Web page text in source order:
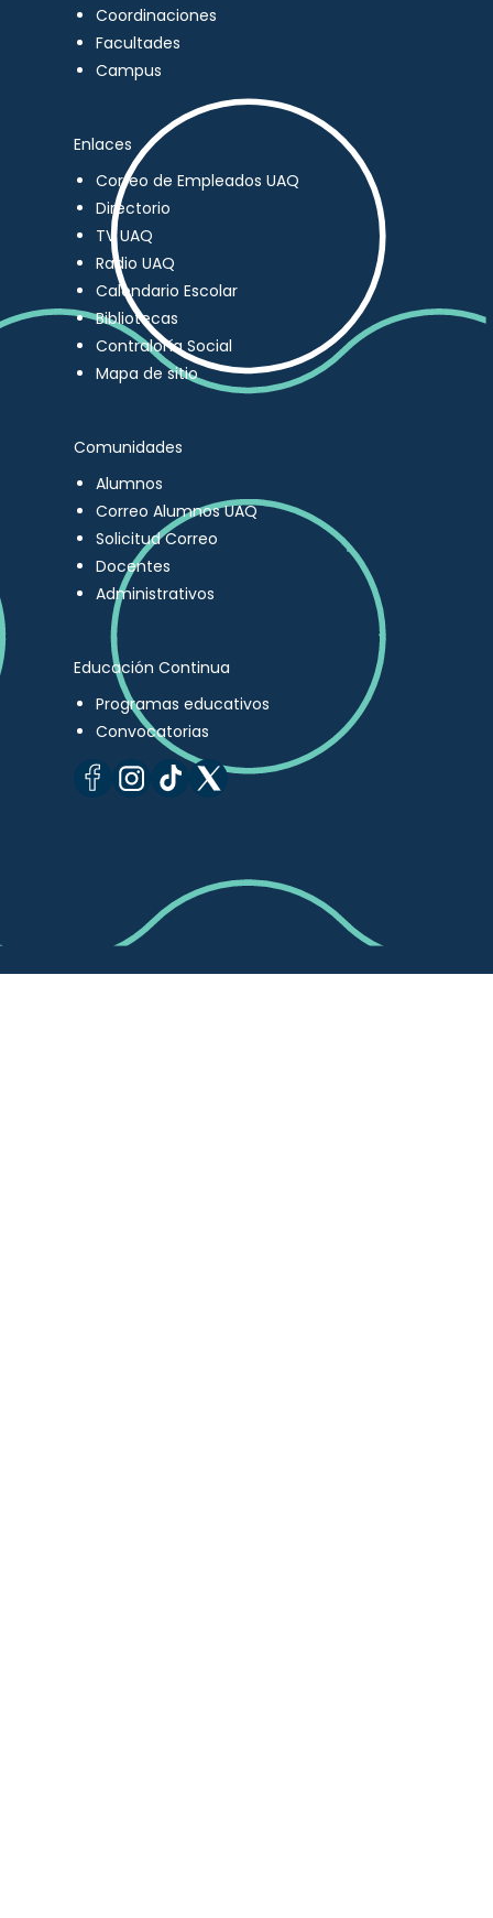
Coordinaciones
Facultades
Campus
Enlaces
Correo de Empleados UAQ
Directorio
TV UAQ
Radio UAQ
Calendario Escolar
Bibliotecas
Contraloría Social
Mapa de sitio
Comunidades
Alumnos
Correo Alumnos UAQ
Solicitud Correo
Docentes
Administrativos
Educación Continua
Programas educativos
Convocatorias